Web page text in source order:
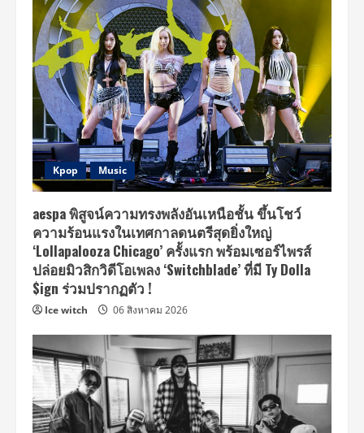
Kpop Music
aespa พิสูจน์ความทรงพลังอันเหนือชั้น ขึ้นโชว์
ความร้อนแรงในเทศกาลดนตรีสุดยิ่งใหญ่
‘Lollapalooza Chicago’ ครั้งแรก พร้อมเซอร์ไพรส์
ปล่อยมิวสิกวิดีโอเพลง ‘Switchblade’ ที่มี Ty Dolla
$ign ร่วมปรากฏตัว !
Ice witch 06 สิงหาคม 2026